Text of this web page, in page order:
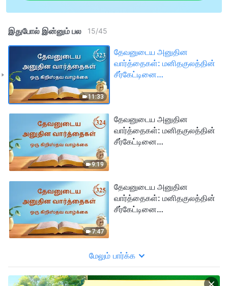
இதுபோல் இன்னும் பல 15/45
11:33
தேவனுடைய அனுதின
வார்த்தைகள்: மனிதகுலத்தின்
சீர்கேட்டினை
9:19
தேவனுடைய அனுதின
வார்த்தைகள்: மனிதகுலத்தின்
சீர்கேட்டினை
7:47
தேவனுடைய அனுதின
வார்த்தைகள்: மனிதகுலத்தின்
சீர்கேட்டினை
மேலும் பார்க்க